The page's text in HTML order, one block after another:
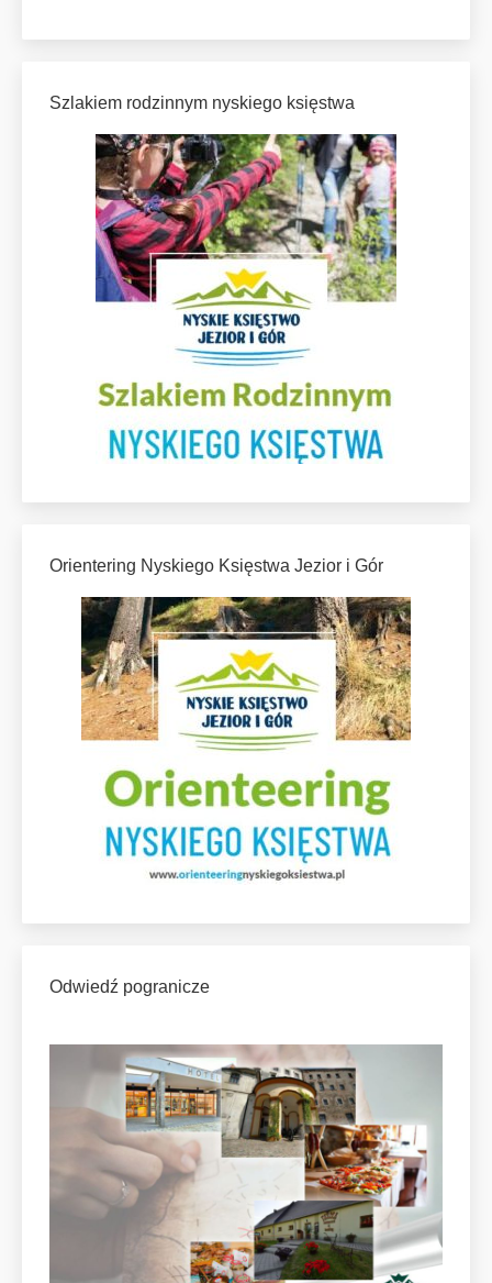
Szlakiem rodzinnym nyskiego księstwa
Orientering Nyskiego Księstwa Jezior i Gór
Odwiedź pogranicze